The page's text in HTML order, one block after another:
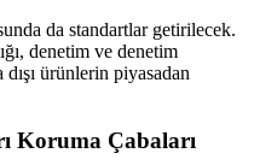
da standartlar getirilecek.
denetim ve denetim
ürünlerin piyasadan
Koruma Çabaları